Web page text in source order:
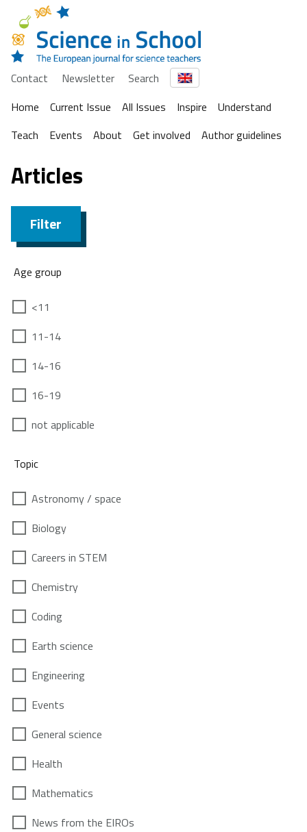
Contact Newsletter
Search
Home
Current Issue All Issues Inspire
Understand
Teach
Events About Get involved Author guidelines
Articles
Filter
Age group
<11
11-14
14-16
16-19
not applicable
Topic
Astronomy / space
Biology
Careers in STEM
Chemistry
Coding
Earth science
Engineering
Events
General science
Health
Mathematics
News from the EIROs